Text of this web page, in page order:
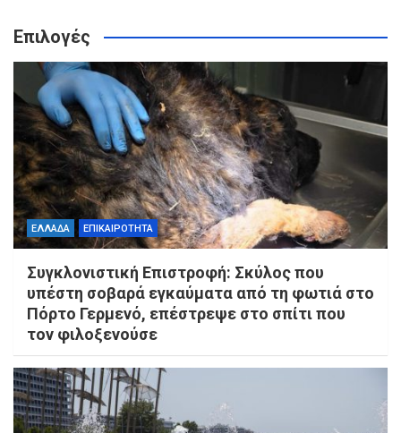
Επιλογές
ΕΛΛΑΔΑ ΕΠΙΚΑΙΡΟΤΗΤΑ
Συγκλονιστική Επιστροφή: Σκύλος που
υπέστη σοβαρά εγκαύματα από τη φωτιά στο
Πόρτο Γερμενό, επέστρεψε στο σπίτι που
τον φιλοξενούσε